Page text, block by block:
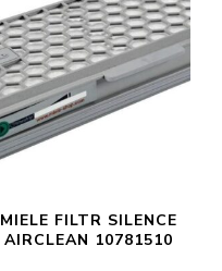
MIELE FILTR SILENCE
AIRCLEAN 10781510